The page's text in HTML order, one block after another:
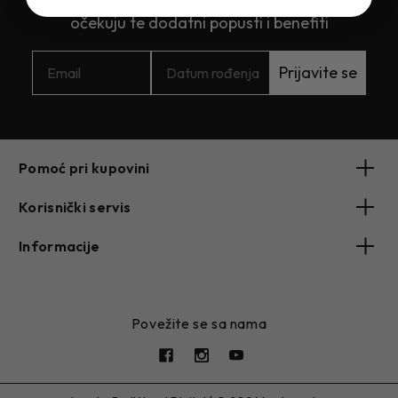
očekuju te dodatni popusti i benefiti
Prijavite se
Pomoć pri kupovini
Korisnički servis
Informacije
Povežite se sa nama